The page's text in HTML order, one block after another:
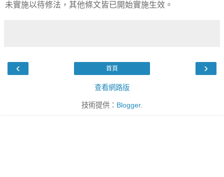
未實施以待修法，其他條文皆已開始實施生效。
‹ ›
首頁
查看網路版
技術提供： Blogger.